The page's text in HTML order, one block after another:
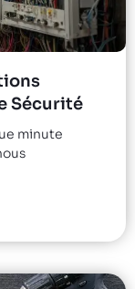
Sécurité
minute